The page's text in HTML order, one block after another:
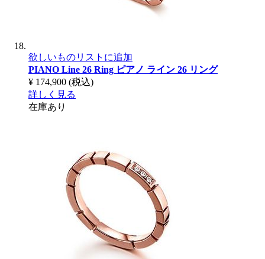
欲しいものリストに追加
PIANO Line 26 Ring ピアノ ライン 26 リング
¥ 174,900 (税込)
詳しく見る
在庫あり